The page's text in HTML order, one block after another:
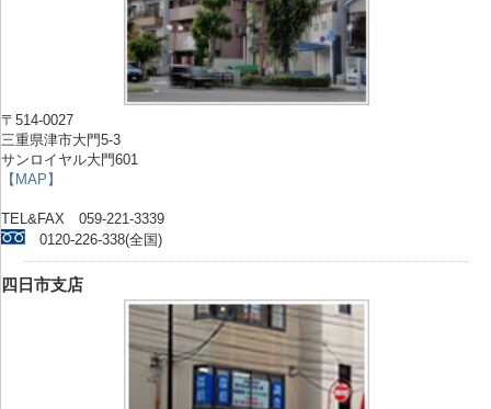
〒514-0027
三重県津市大門5-3
サンロイヤル大門601
【MAP】
TEL&FAX 059-221-3339
0120-226-338(全国)
四日市支店